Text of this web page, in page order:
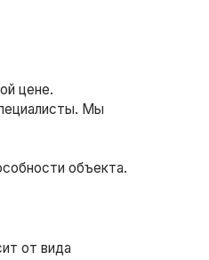
цене.
Мы
объекта.
от вида